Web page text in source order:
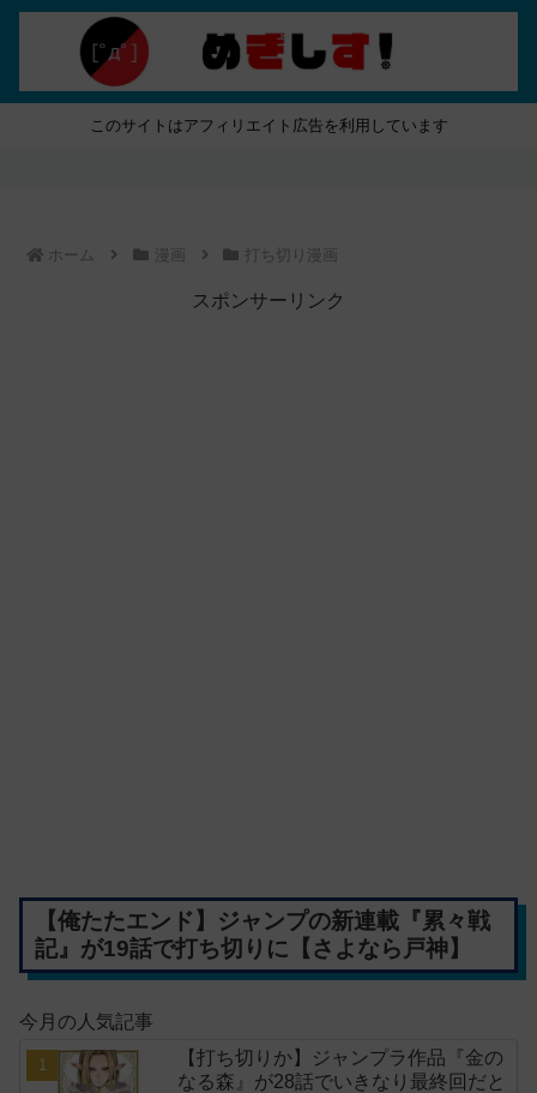
このサイトはアフィリエイト広告を利用しています
ホーム 漫画 打ち切り漫画
スポンサーリンク
【俺たたエンド】ジャンプの新連載『累々戦
記』が19話で打ち切りに【さよなら戸神】
今月の人気記事
【打ち切りか】ジャンプラ作品『金の
なる森』が28話でいきなり最終回だと